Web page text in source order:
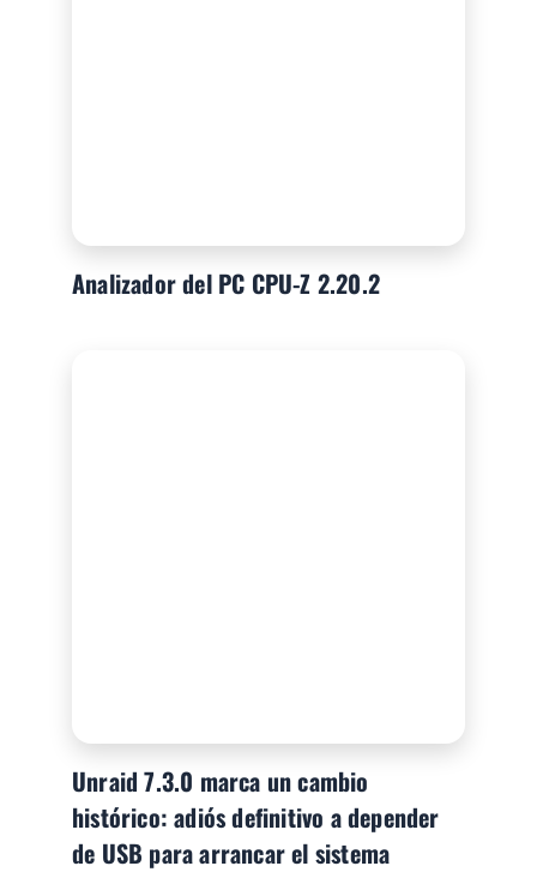
Analizador del PC CPU-Z 2.20.2
Unraid 7.3.0 marca un cambio
histórico: adiós definitivo a depender
de USB para arrancar el sistema